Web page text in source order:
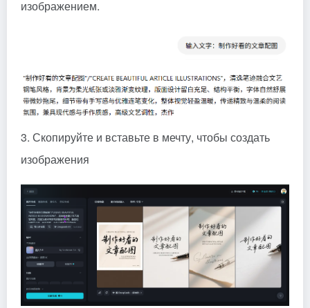
изображением.
3. Скопируйте и вставьте в мечту, чтобы создать
изображения